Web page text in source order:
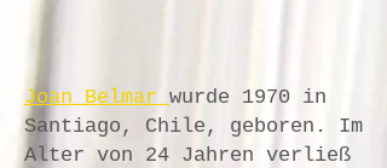
Joan Belmar wurde 1970 in
Santiago, Chile, geboren. Im
Alter von 24 Jahren verließ